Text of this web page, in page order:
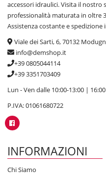
accessori idraulici. Visita il nostro
professionalità maturata in oltre
Assistenza costante e spedizione
Viale dei Sarti, 6, 70132
info@demshop.it
+39 0805044114
+39 3351703409
Lun - Ven dalle 10:00-13:00 |
P.IVA: 01061680722
INFORMAZIONI
Chi Siamo